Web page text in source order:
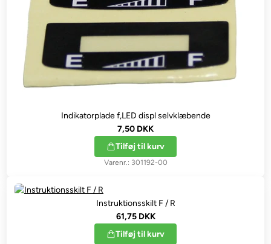
Indikatorplade f,LED displ selvklæbende
7,50 DKK
Tilføj til kurv
301192-00
Instruktionsskilt F / R
61,75 DKK
Tilføj til kurv